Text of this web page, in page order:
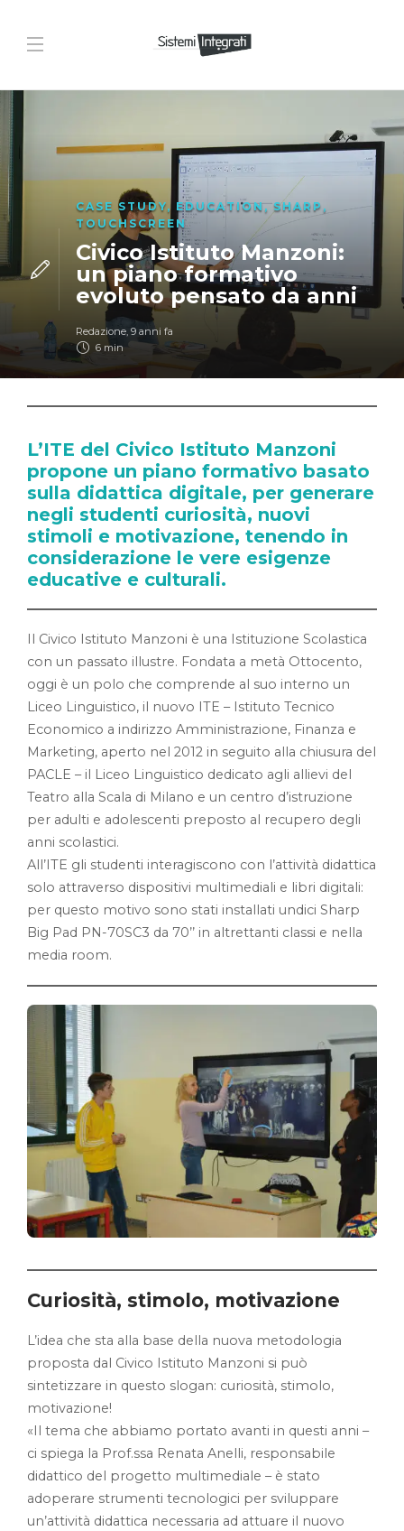
CASE STUDY, EDUCATION,SHARP ,
TOUCHSCREEN
Civico Istituto Manzoni:
un piano formativo
evoluto pensato da anni
Redazione, 9 anni fa
6 min
L’ITE del Civico Istituto Manzoni
propone un piano formativo basato
sulla didattica digitale, per generare
negli studenti curiosità, nuovi
stimoli e motivazione, tenendo in
considerazione le vere esigenze
educative e culturali.
Il Civico Istituto Manzoni è una Istituzione Scolastica
con un passato illustre. Fondata a metà Ottocento,
oggi è un polo che comprende al suo interno un
Liceo Linguistico, il nuovo ITE – Istituto Tecnico
Economico a indirizzo Amministrazione, Finanza e
Marketing, aperto nel 2012 in seguito alla chiusura del
PACLE – il Liceo Linguistico dedicato agli allievi del
Teatro alla Scala di Milano e un centro d’istruzione
per adulti e adolescenti preposto al recupero degli
anni scolastici.
All’ITE gli studenti interagiscono con l’attività didattica
solo attraverso dispositivi multimediali e libri digitali:
per questo motivo sono stati installati undici Sharp
Big Pad PN-70SC3 da 70’’ in altrettanti classi e nella
media room.
Curiosità, stimolo, motivazione
L’idea che sta alla base della nuova metodologia
proposta dal Civico Istituto Manzoni si può
sintetizzare in questo slogan: curiosità, stimolo,
motivazione!
«Il tema che abbiamo portato avanti in questi anni –
ci spiega la Prof.ssa Renata Anelli, responsabile
didattico del progetto multimediale – è stato
adoperare strumenti tecnologici per sviluppare
un’attività didattica necessaria ad attuare il nuovo